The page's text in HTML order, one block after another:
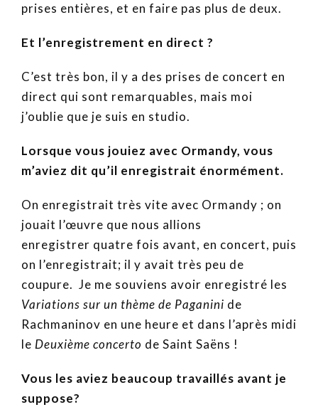
prises entières, et en faire pas plus de deux.
Et l’enregistrement en direct ?
C’est très bon, il y a des prises de concert en
direct qui sont remarquables, mais moi
j’oublie que je suis en studio.
Lorsque vous jouiez avec Ormandy, vous
m’aviez dit qu’il enregistrait énormément.
On enregistrait très vite avec Ormandy ; on
jouait l’œuvre que nous allions
enregistrer quatre fois avant, en concert, puis
on l’enregistrait; il y avait très peu de
coupure. Je me souviens avoir enregistré les
Variations sur un thème de Paganini de
Rachmaninov en une heure et dans l’après midi
le Deuxième concerto de Saint Saëns !
Vous les aviez beaucoup travaillés avant je
suppose?